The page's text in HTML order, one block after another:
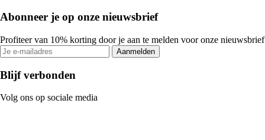
Abonneer je op onze nieuwsbrief
Profiteer van 10% korting door je aan te melden voor onze nieuwsbrief
Aanmelden
Blijf verbonden
Volg ons op sociale media